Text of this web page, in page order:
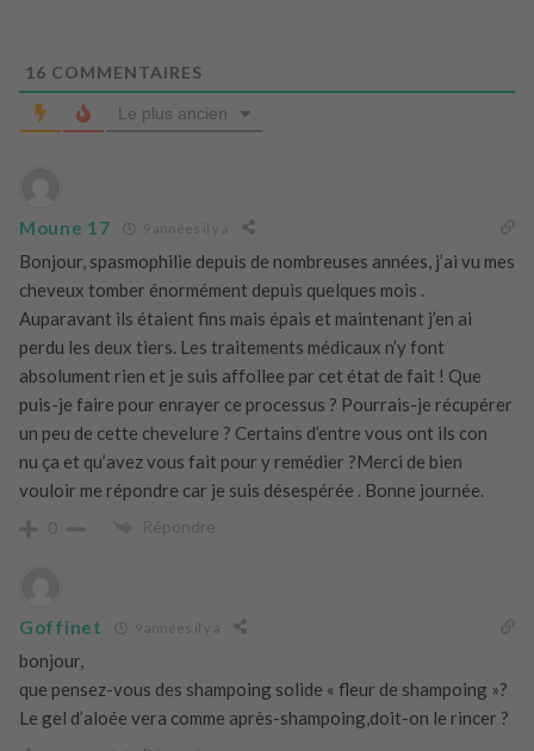
16 COMMENTAIRES
Le plus ancien
Moune 17 9 années il y a
Bonjour, spasmophilie depuis de nombreuses années, j’ai vu mes
cheveux tomber énormément depuis quelques mois .
Auparavant ils étaient fins mais épais et maintenant j’en ai
perdu les deux tiers. Les traitements médicaux n’y font
absolument rien et je suis affollee par cet état de fait ! Que
puis-je faire pour enrayer ce processus ? Pourrais-je récupérer
un peu de cette chevelure ? Certains d’entre vous ont ils con
nu ça et qu’avez vous fait pour y remédier ?Merci de bien
vouloir me répondre car je suis désespérée . Bonne journée.
0 Répondre
Goffinet 9 années il y a
bonjour,
que pensez-vous des shampoing solide « fleur de shampoing »?
Le gel d’aloée vera comme après-shampoing,doit-on le rincer ?